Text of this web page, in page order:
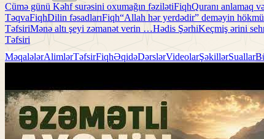
Cümə günü Kəhf surəsini oxumağın fəzilətiFiqhQuranı anlamaq
TəqvaFiqhDilin fəsadlarıFiqh“Allah hər yerdədir” deməyin hökmü
TəfsiriMənə altı şeyi zəmanət verin …Hədis ŞərhiKeçmiş ərini
Təfsiri
MəqalələrAlimlərTəfsirFiqhƏqidəDərslərVideolarŞəkillərSuallar